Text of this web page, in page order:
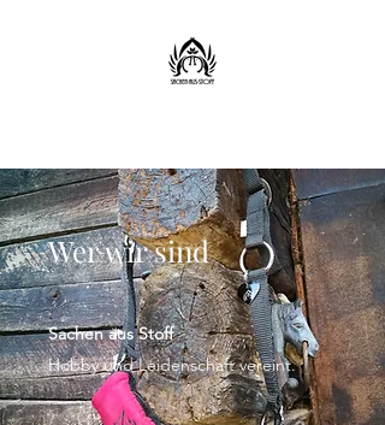
Wer wir sind
Sachen aus Stoff
Hobby und Leidenschaft vereint.